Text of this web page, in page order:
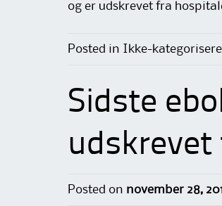
og er udskrevet fra
Posted in Ikke-
Sidste
Posted on november 28,